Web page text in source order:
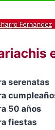
Fernandez
serenatas
50 años
fiestas